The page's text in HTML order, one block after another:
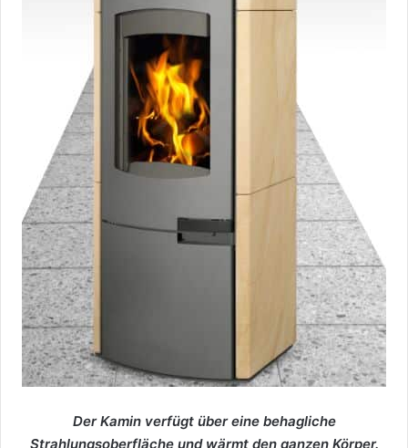
Der Kamin verfügt über eine behagliche
Strahlungsoberfläche und wärmt den ganzen Körper.